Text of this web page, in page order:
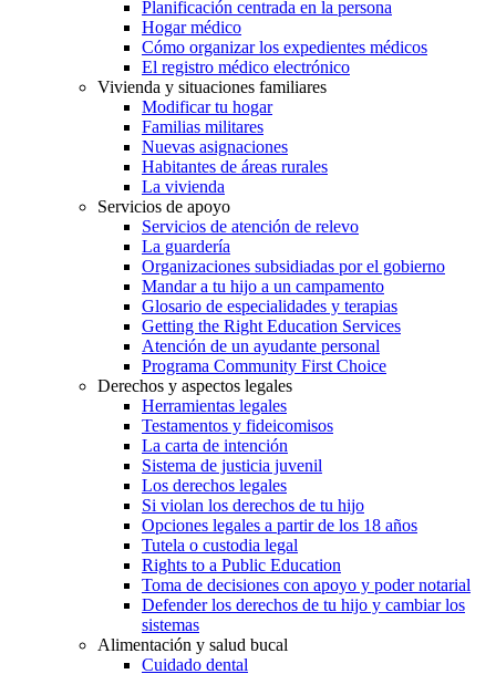
Planificación centrada en la persona
Hogar médico
Cómo organizar los expedientes médicos
El registro médico electrónico
Vivienda y situaciones familiares
Modificar tu hogar
Familias militares
Nuevas asignaciones
Habitantes de áreas rurales
La vivienda
Servicios de apoyo
Servicios de atención de relevo
La guardería
Organizaciones subsidiadas por el gobierno
Mandar a tu hijo a un campamento
Glosario de especialidades y terapias
Getting the Right Education Services
Atención de un ayudante personal
Programa Community First Choice
Derechos y aspectos legales
Herramientas legales
Testamentos y fideicomisos
La carta de intención
Sistema de justicia juvenil
Los derechos legales
Si violan los derechos de tu hijo
Opciones legales a partir de los 18 años
Tutela o custodia legal
Rights to a Public Education
Toma de decisiones con apoyo y poder notarial
Defender los derechos de tu hijo y cambiar los
sistemas
Alimentación y salud bucal
Cuidado dental